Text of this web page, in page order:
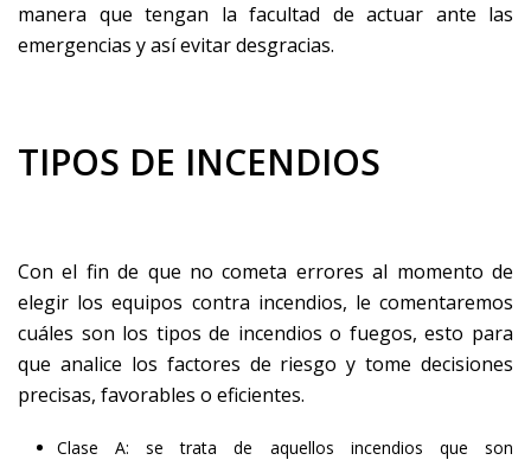
manera que tengan la facultad de actuar ante las
emergencias y así evitar desgracias.
TIPOS DE INCENDIOS
Con el fin de que no cometa errores al momento de
elegir los equipos contra incendios, le comentaremos
cuáles son los tipos de incendios o fuegos, esto para
que analice los factores de riesgo y tome decisiones
precisas, favorables o eficientes.
Clase A: se trata de aquellos incendios que son